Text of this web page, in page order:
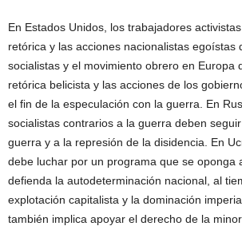
En Estados Unidos, los trabajadores
retórica y las acciones nacionalistas egoístas
socialistas y el movimiento obrero en Europa
retórica belicista y las acciones de los
el fin de la especulación con la guerra. En
socialistas contrarios a la guerra deben
guerra y a la represión de la disidencia. En
debe luchar por un programa que se oponga
defienda la autodeterminación nacional, al
explotación capitalista y la dominación
también implica apoyar el derecho de la